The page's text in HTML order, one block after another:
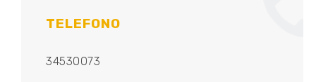
TELEFONO
34530073